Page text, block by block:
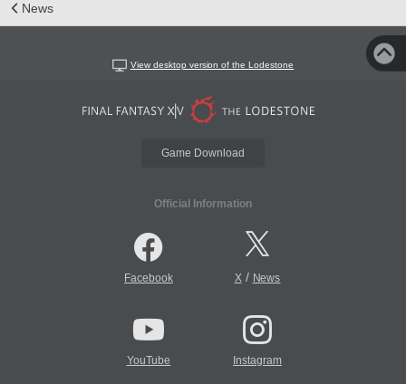
News
View desktop version of the Lodestone
Game Download
Official Information
Facebook X/ News
YouTube Instagram